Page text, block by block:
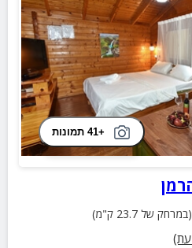
+41 תמונות
(במרחק של 23.7 ק"מ)